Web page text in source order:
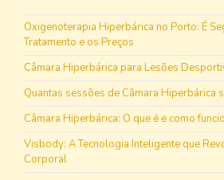
Oxigenoterapia Hiperbárica no Porto: É
Tratamento e os Preços
Câmara Hiperbárica para Lesões
Quantas sessões de Câmara Hiperbárica
Câmara Hiperbárica: O que é e como
Visbody: A Tecnologia Inteligente que
Corporal